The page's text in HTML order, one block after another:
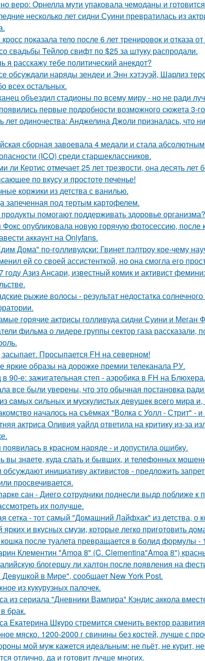
веро: Орнелла мути упаковала чемоданы и
несколько лет сидни Суини превратилась из
показала тело после 6 лет тренировок и отказа
свадьбы Тейлор свифт по $25 за штуку распродали.
я расскажу тебе политический анекдот?
обсуждали наряды зендеи и Энн хэтэуэй, Шарлиз
всех остальных.
объездил стадионы по всему миру - но не ради
первые подробности возможного сюжета 3-
лет одиночества: Анджелина Джоли призналась, что
сборная завоевала 4 медали и стала
(ICO) среди старшеклассников.
ли Кертис отмечает 25 лет трезвости, она десять лет
по вкусу и простоте печенье!
коржики из детства с ванилью.
запеченная под тертым картофелем.
продукты помогают поддерживать здоровье организма?
Фокс опубликовала новую горячую фотосессию, после
аккаунт на Onlyfans.
Дома" по-голливудски: Гвинет пэлтроу кое-чему
ей со своей ассистенткой, но она смогла его
году Азиз Ансари, известный комик и активист
рыжие волосы - результат недостатка
горячие актрисы голливуда сидни Суини и Меган
фильма о лидере группы сектор газа рассказали,
засыпает. Просыпается FH на северном!
яркие образы на дорожке премии телеканала РУ.
в 90-е: зажигательная степ - аэробика в FH на Блюхера.
все были уверены, что это обычная постановка
caмых cильных и муcкулиcтых дeвушeк вceгo миpa
началось на съёмках "Волка с Уолл - Стрит" - и
актриса Оливия уайлд ответила на критику из-за
появилась в красном наряде - и допустила ошибку.
вы знaетe, куда слать и бывших, и телeфонныx
обсуждают инициативу активистов - предложить
просвечивается.
сан - Диего сотрудники поднесли выдр поближе к
их получше.
сетка - тот самый "Домашний Лайфхак" из детства, о
ярких и вкусных смузи, которые легко приготовить
после туалета превращается в болид формулы -
Клементин "Amoa 8" (C. Clementina"Amoa 8")
блогершу ли халтон после появления на
Девушкой в Мире", сообщает New York Post.
из кукурузных палочек.
из сериала "Дневники Вампира" Кэндис аккола
брак.
Екатерина Шкуро стремится сменить вектор
мяско. 1200-2000 г свинины без костей, лучше с
мой муж кажется идеальным: не пьёт, не курит,
отлично, да и готовит лучше многих.